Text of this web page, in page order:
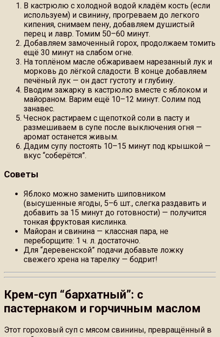
В кастрюлю с холодной водой кладём кость (если
используем) и свинину, прогреваем до легкого
кипения, снимаем пену, добавляем душистый
перец и лавр. Томим 50–60 минут.
Добавляем замоченный горох, продолжаем томить
ещё 30 минут на слабом огне.
На топлёном масле обжариваем нарезанный лук и
морковь до лёгкой сладости. В конце добавляем
печёный лук — он даст густоту и глубину.
Вводим зажарку в кастрюлю вместе с яблоком и
майораном. Варим ещё 10–12 минут. Солим под
занавес.
Чеснок растираем с щепоткой соли в пасту и
размешиваем в супе после выключения огня —
аромат останется живым.
Дадим супу постоять 10–15 минут под крышкой —
вкус “соберётся”.
Советы
Яблоко можно заменить шиповником
(высушенные ягоды, 5–6 шт., слегка раздавить и
добавить за 15 минут до готовности) — получится
тонкая фруктовая кислинка.
Майоран и свинина — классная пара, не
переборщите: 1 ч. л. достаточно.
Для “деревенской” подачи добавьте ложку
свежего хрена на тарелку — бодрит!
Крем-суп “бархатный”: с
пастернаком и горчичным маслом
Этот гороховый суп с мясом свинины, превращённый в